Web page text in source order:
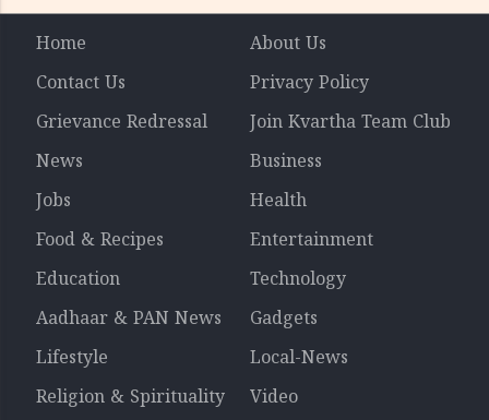
Home
About Us
Contact Us
Privacy Policy
Grievance Redressal
Join Kvartha Team Club
News
Business
Jobs
Health
Food & Recipes
Entertainment
Education
Technology
Aadhaar & PAN News
Gadgets
Lifestyle
Local-News
Religion & Spirituality
Video